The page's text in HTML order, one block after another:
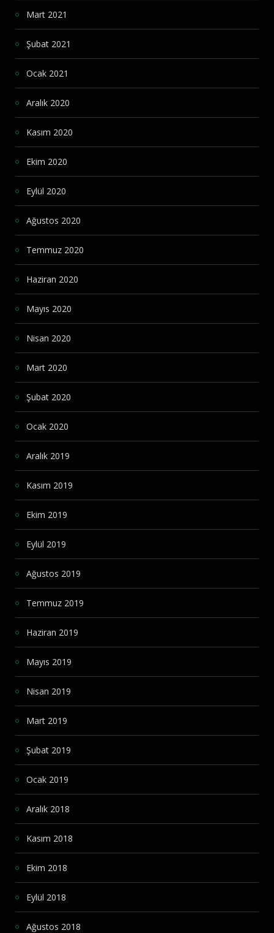
Mart 2021
Şubat 2021
Ocak 2021
Aralık 2020
Kasım 2020
Ekim 2020
Eylül 2020
Ağustos 2020
Temmuz 2020
Haziran 2020
Mayıs 2020
Nisan 2020
Mart 2020
Şubat 2020
Ocak 2020
Aralık 2019
Kasım 2019
Ekim 2019
Eylül 2019
Ağustos 2019
Temmuz 2019
Haziran 2019
Mayıs 2019
Nisan 2019
Mart 2019
Şubat 2019
Ocak 2019
Aralık 2018
Kasım 2018
Ekim 2018
Eylül 2018
Ağustos 2018